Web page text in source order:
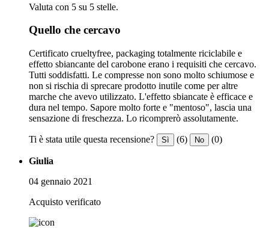
Valuta con 5 su 5 stelle.
Quello che cercavo
Certificato crueltyfree, packaging totalmente riciclabile e
effetto sbiancante del carobone erano i requisiti che cercavo.
Tutti soddisfatti. Le compresse non sono molto schiumose e
non si rischia di sprecare prodotto inutile come per altre
marche che avevo utilizzato. L'effetto sbiancate è efficace e
dura nel tempo. Sapore molto forte e "mentoso", lascia una
sensazione di freschezza. Lo ricomprerò assolutamente.
Ti è stata utile questa recensione? Sì (6) No (0)
Giulia
04 gennaio 2021
Acquisto verificato